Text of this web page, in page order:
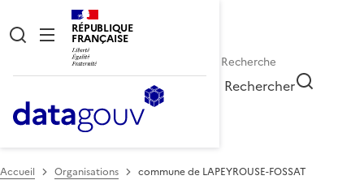
RÉPUBLIQUE
FRANÇAISE
Rechercher
Accueil Organisations commune de LAPEYROUSE-FOSSAT